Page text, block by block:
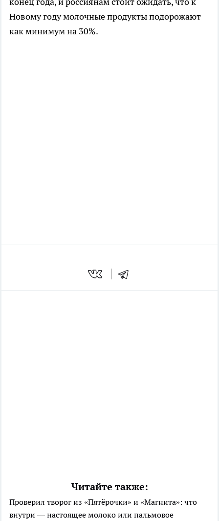
Новому году молочные продукты подорожают
как минимум на 30%.
Читайте также:
Проверил творог из «Пятёрочки» и «Магнита»: что
внутри — настоящее молоко или пальмовое